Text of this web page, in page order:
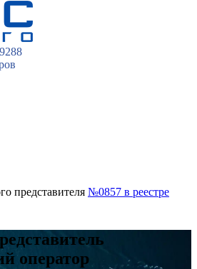
представителя №0857 в реестре
оператор